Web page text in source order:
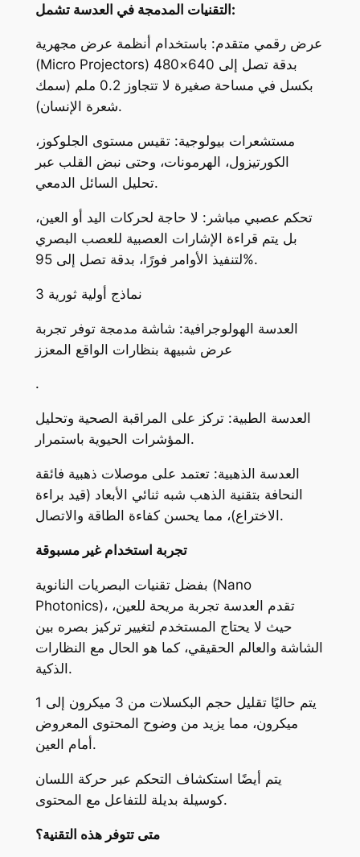
التقنيات المدمجة في العدسة تشمل:
عرض رقمي متقدم: باستخدام أنظمة عرض مجهرية
(Micro Projectors) بدقة تصل إلى 640×480
بكسل في مساحة صغيرة لا تتجاوز 0.2 ملم (سمك
شعرة الإنسان).
مستشعرات بيولوجية: تقيس مستوى الجلوكوز،
الكورتيزول، الهرمونات، وحتى نبض القلب عبر
تحليل السائل الدمعي.
تحكم عصبي مباشر: لا حاجة لحركات اليد أو العين،
بل يتم قراءة الإشارات العصبية للعصب البصري
لتنفيذ الأوامر فورًا، بدقة تصل إلى 95%.
3 نماذج أولية ثورية
العدسة الهولوجرافية: شاشة مدمجة توفر تجربة
عرض شبيهة بنظارات الواقع المعزز
.
العدسة الطبية: تركز على المراقبة الصحية وتحليل
المؤشرات الحيوية باستمرار.
العدسة الذهبية: تعتمد على موصلات ذهبية فائقة
النحافة بتقنية الذهب شبه ثنائي الأبعاد (قيد براءة
الاختراع)، مما يحسن كفاءة الطاقة والاتصال.
تجربة استخدام غير مسبوقة
بفضل تقنيات البصريات النانوية (Nano
Photonics)، تقدم العدسة تجربة مريحة للعين،
حيث لا يحتاج المستخدم لتغيير تركيز بصره بين
الشاشة والعالم الحقيقي، كما هو الحال مع النظارات
الذكية.
يتم حاليًا تقليل حجم البكسلات من 3 ميكرون إلى 1
ميكرون، مما يزيد من وضوح المحتوى المعروض
أمام العين.
يتم أيضًا استكشاف التحكم عبر حركة اللسان
كوسيلة بديلة للتفاعل مع المحتوى.
متى تتوفر هذه التقنية؟